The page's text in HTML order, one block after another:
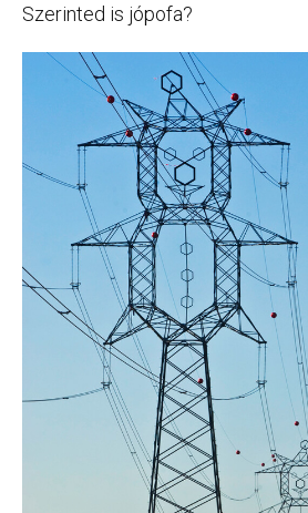
Szerinted is jópofa?